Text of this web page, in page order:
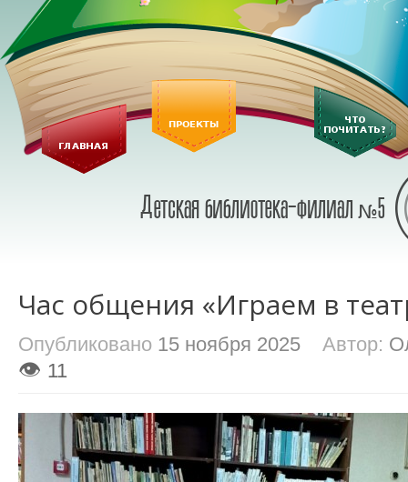
Час общения «Играем в
Опубликовано 15 ноября 2025 Автор:
👁 11